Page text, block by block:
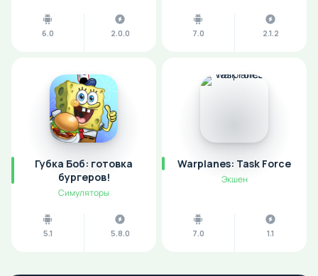
6.0 2.0.0 7.0 2.1.2
Губка Боб: готовка
бургеров!
Симуляторы
5.1 5.8.0
Warplanes: Task Force
Экшен
7.0 1.1